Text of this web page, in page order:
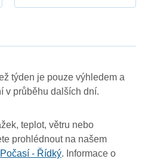
týden je pouze výhledem a
v průběhu dalších dní.
teplot, větru nebo
prohlédnout na našem
Počasí - Řídký. Informace o